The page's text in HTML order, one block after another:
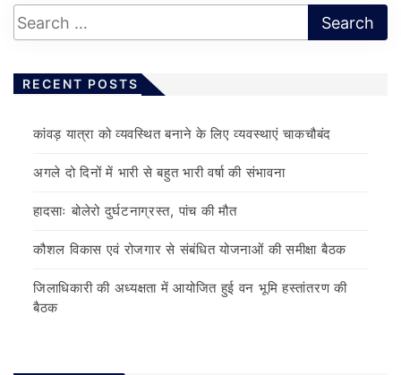
RECENT POSTS
कांवड़ यात्रा को व्यवस्थित बनाने के लिए व्यवस्थाएं चाकचौबंद
अगले दो दिनों में भारी से बहुत भारी वर्षा की संभावना
हादसाः बोलेरो दुर्घटनाग्रस्त, पांच की मौत
कौशल विकास एवं रोजगार से संबंधित योजनाओं की समीक्षा बैठक
जिलाधिकारी की अध्यक्षता में आयोजित हुई वन भूमि हस्तांतरण की
बैठक